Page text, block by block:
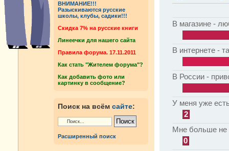
ВНИМАНИЕ!!!
Разыскиваются русские
школы, клубы, садики!!!
Cкидка 7% на русские книги
Линеечки для нашего сайта
Правила форума. 17.11.2011
Как стать "Жителем форума"?
Как добавить фото или
картинку в сообщение?
Поиск на всём сайте:
Расширенный поиск
В магазине -
В интернете -
В России -
У меня уже
2
Мне больше не
0